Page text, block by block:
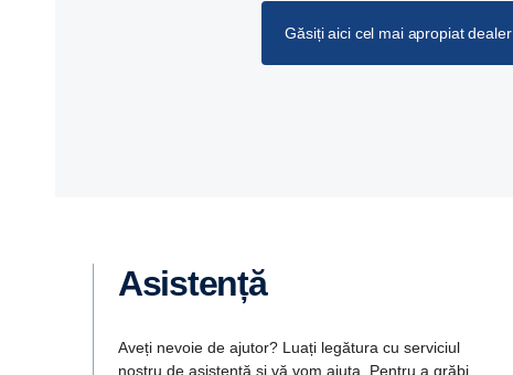
Găsiți aici cel mai apropiat dealer
Asistență
Aveți nevoie de ajutor? Luați legătura cu serviciul
nostru de asistență și vă vom ajuta. Pentru a grăbi